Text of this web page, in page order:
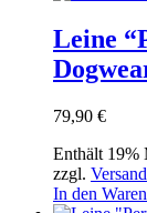
Leine
79,90 €
Enthält 19%
zzgl. Versand
In den